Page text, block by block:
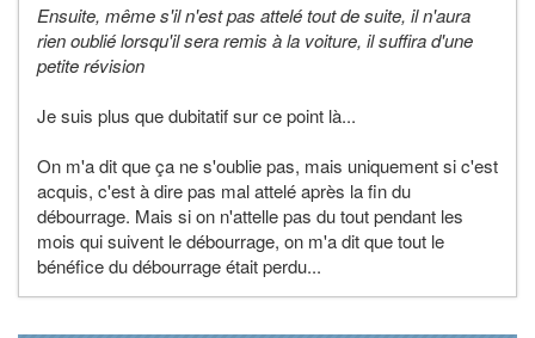
Ensuite, même s'il n'est pas attelé tout de suite, il n'aura
rien oublié lorsqu'il sera remis à la voiture, il suffira d'une
petite révision
Je suis plus que dubitatif sur ce point là...
On m'a dit que ça ne s'oublie pas, mais uniquement si c'est
acquis, c'est à dire pas mal attelé après la fin du
débourrage. Mais si on n'attelle pas du tout pendant les
mois qui suivent le débourrage, on m'a dit que tout le
bénéfice du débourrage était perdu...